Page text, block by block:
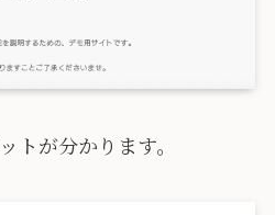
トが分かります。